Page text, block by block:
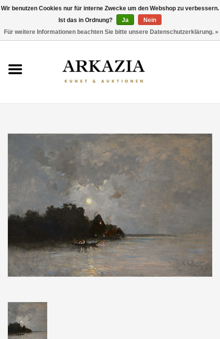
AKTUELLER KATALOG
THEMEN
ENTDECKEN
Wir benutzen Cookies nur für interne Zwecke um den Webshop zu verbessern.
Ist das in Ordnung?
Ja
Nein
Für weitere Informationen beachten Sie bitte unsere Datenschutzerklärung. »